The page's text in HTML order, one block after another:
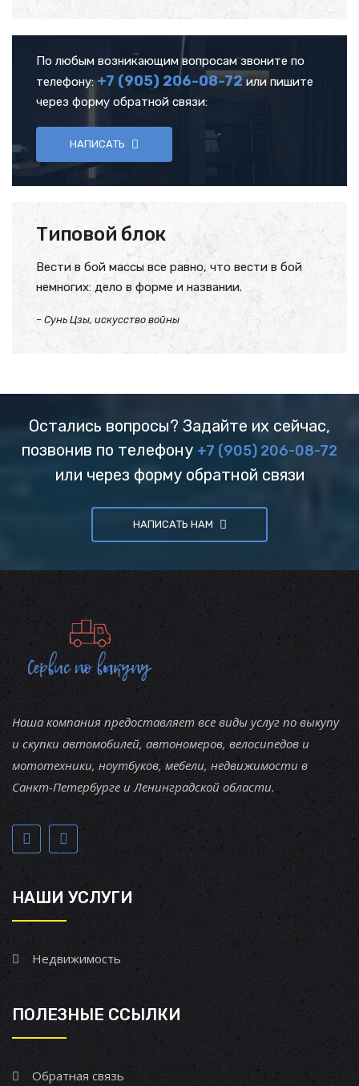
По любым возникающим вопросам звоните по
телефону:+7 (905) 206-08-72 или пишите
через форму обратной связи:
НАПИСАТЬ
Типовой блок
Вести в бой массы все равно, что вести в бой
немногих: дело в форме и названии.
– Сунь Цзы, искусство войны
Остались вопросы? Задайте их сейчас,
позвонив по телефону +7 (905) 206-08-72
или через форму обратной связи
НАПИСАТЬ НАМ
Наша компания предоставляет все виды услуг по выкупу
и скупки автомобилей, автономеров, велосипедов и
мототехники, ноутбуков, мебели, недвижимости в
Санкт-Петербурге и Ленинградской области.
НАШИ УСЛУГИ
Недвижимость
ПОЛЕЗНЫЕ ССЫЛКИ
Обратная связь